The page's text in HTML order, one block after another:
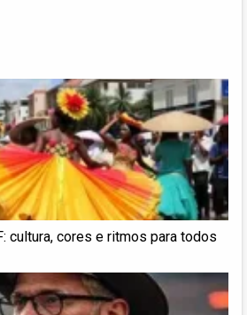
cultura, cores e ritmos para todos